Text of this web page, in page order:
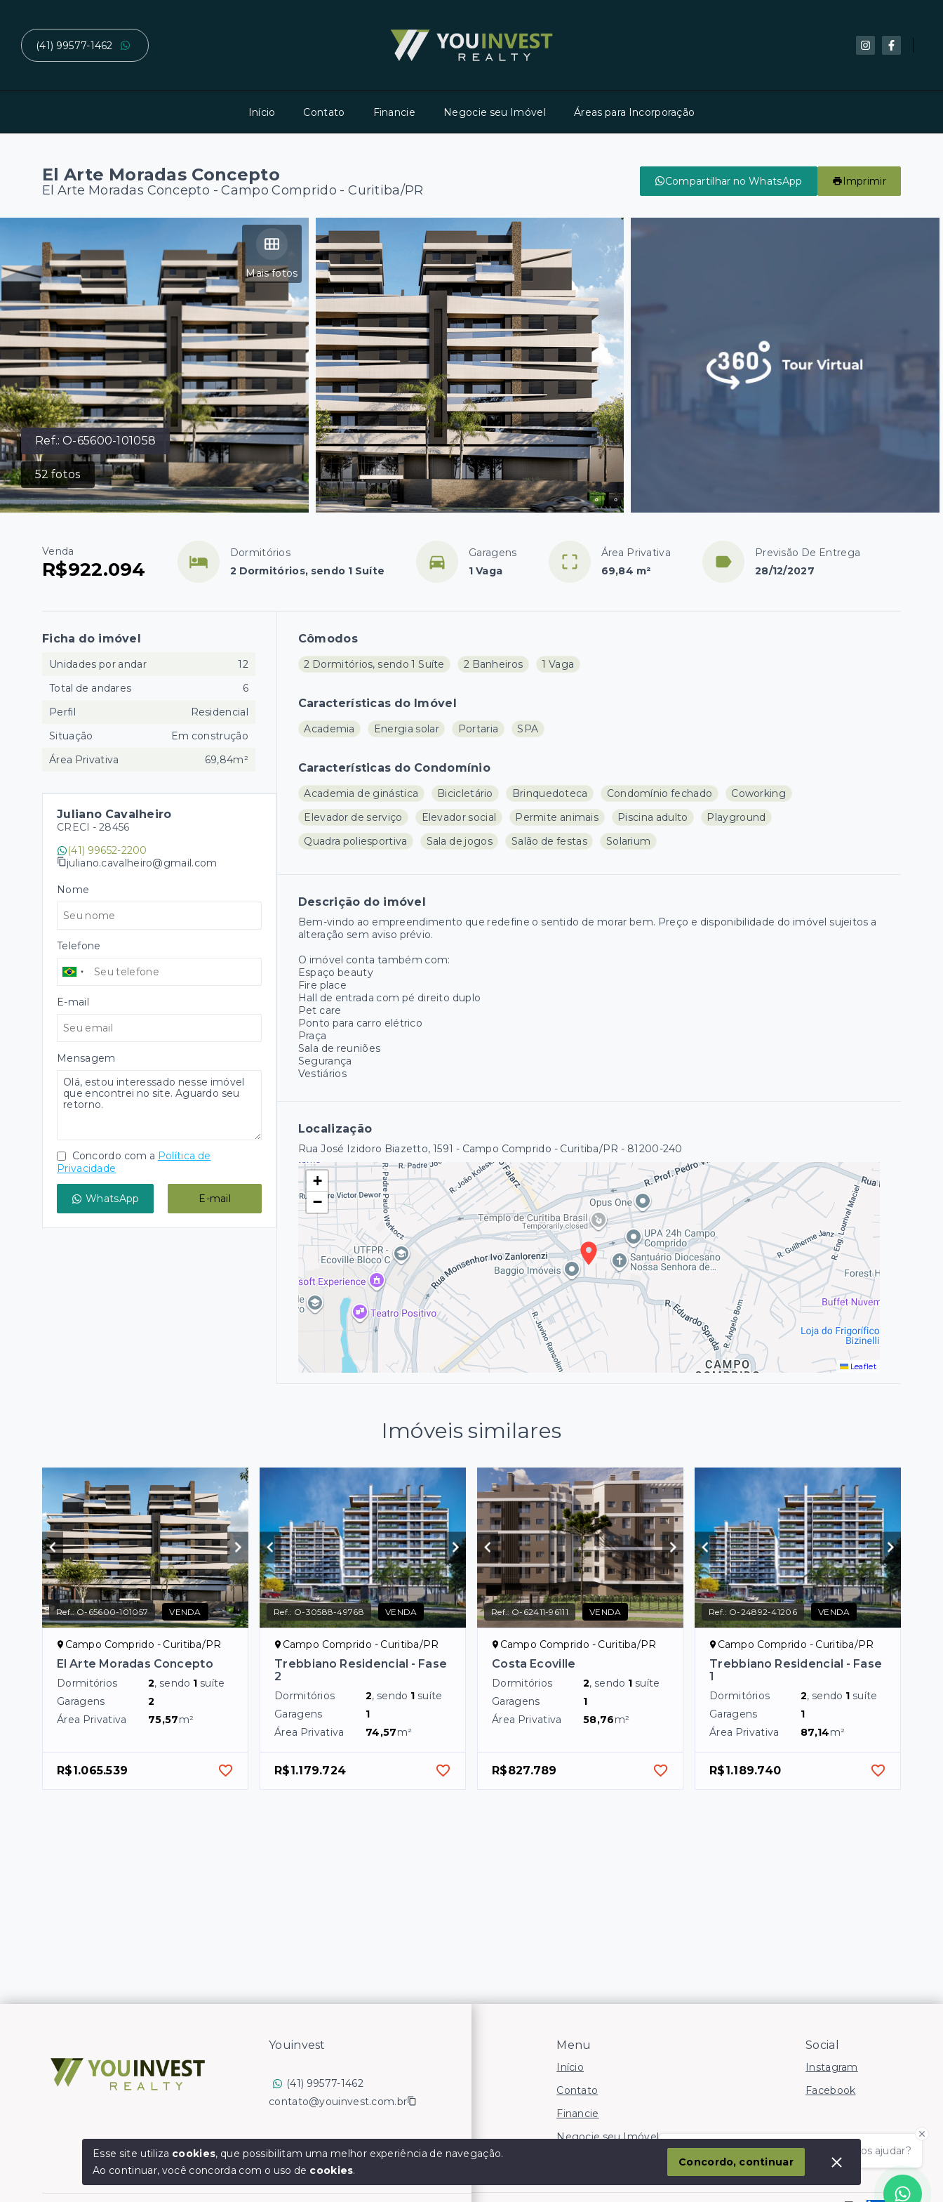
(41) 99577-1462
Início Contato Financie Negocie seu Imóvel Áreas para Incorporação
El Arte Moradas Concepto
El Arte Moradas Concepto -Campo Comprido - Curitiba/PR
Compartilhar no WhatsApp Imprimir
Ref.:O-65600-101058
52 fotos
Mais fotos
Venda
R$922.094
Dormitórios
2 Dormitórios, sendo 1 Suíte
Garagens
1 Vaga
Área Privativa
69,84 m²
Previsão De Entrega
28/12/2027
Cômodos
2 Dormitórios, sendo 1 Suíte 2 Banheiros 1 Vaga
Características do Imóvel
Academia Energia solar Portaria SPA
Características do Condomínio
Academia de ginástica Bicicletário Brinquedoteca Condomínio fechado
Coworking
Elevador de serviço
Elevador social Permite animais Piscina adulto
Playground
Quadra poliesportiva
Sala de jogos Salão de festas Solarium
Descrição do imóvel
Bem-vindo ao empreendimento que redefine o sentido de morar bem. Preço e disponibilidade do imóvel sujeitos a
alteração sem aviso prévio.
O imóvel conta também com:
Espaço beauty
Fire place
Hall de entrada com pé direito duplo
Pet care
Ponto para carro elétrico
Praça
Sala de reuniões
Segurança
Vestiários
Localização
Rua José Izidoro Biazetto, 1591 - Campo Comprido - Curitiba/PR - 81200-240
+
−
Leaflet
Ficha do imóvel
Unidades por andar
12
Total de andares
6
Perfil
Residencial
Situação
Em construção
Área Privativa
69,84m²
Juliano Cavalheiro
CRECI - 28456
(41) 99652-2200
juliano.cavalheiro@gmail.com
Nome
Telefone
E-mail
Mensagem
Concordo com a Política de
Privacidade
WhatsApp E-mail
Imóveis similares
Ref.:O-65600-101057 VENDA
Campo Comprido - Curitiba/PR
El Arte Moradas Concepto
Dormitórios 2, sendo 1 suíte
Garagens
2
Área Privativa
75,57m²
R$1.065.539
Ref.: O-30588-49768 VENDA
Campo Comprido - Curitiba/PR
Trebbiano Residencial - Fase
2
Dormitórios 2, sendo 1 suíte
Garagens
1
Área Privativa
74,57m²
R$1.179.724
Ref.:O-62411-96111 VENDA
Campo Comprido - Curitiba/PR
Costa Ecoville
Dormitórios 2, sendo 1 suíte
Garagens
1
Área Privativa
58,76m²
R$827.789
Ref.: O-24892-41206 VENDA
Campo Comprido - Curitiba/PR
Trebbiano Residencial - Fase
1
Dormitórios 2, sendo 1 suíte
Garagens
1
Área Privativa
87,14m²
R$1.189.740
Olá! somos da Linkmob, como podemos ajudar?
Menu
Início
Contato
Financie
Negocie seu Imóvel
Social
Instagram
Facebook
Youinvest
(41) 99577-1462
contato@youinvest.com.br
Esse site utiliza cookies, que possibilitam uma melhor experiência de navegação.
Ao continuar, você concorda com o uso de cookies.
Concordo, continuar